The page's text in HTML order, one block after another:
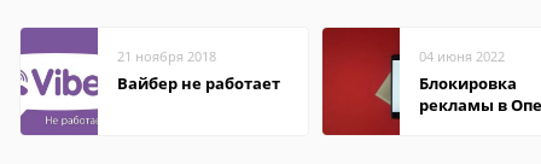
21 ноября 2018
Вайбер не работает
04 июня 2022
Блокировка
рекламы в